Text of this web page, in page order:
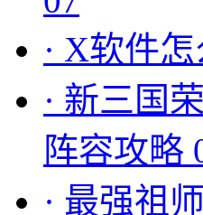
· X软件
· 新三国
阵容攻略
· 最强祖